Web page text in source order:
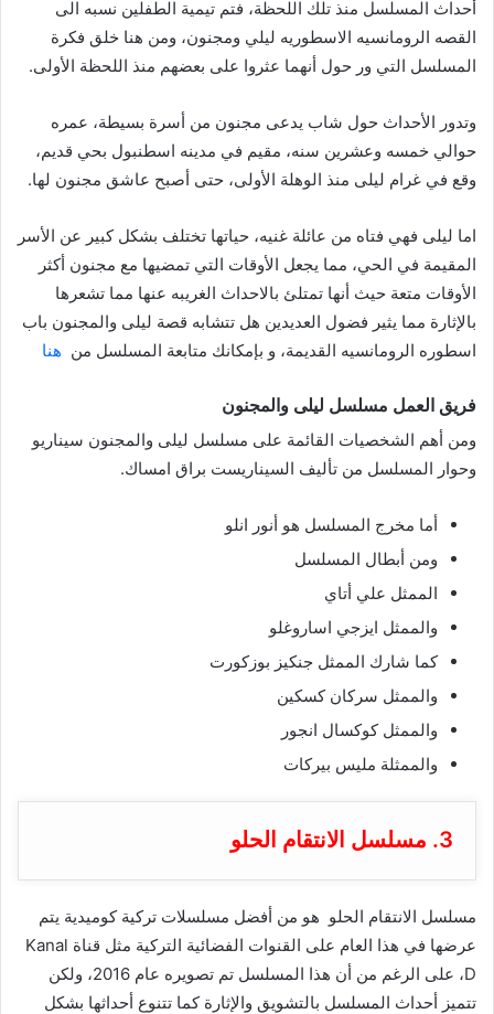
أحداث المسلسل منذ تلك اللحظة، فتم تيمية الطفلين نسبه الى
القصه الرومانسيه الاسطوريه ليلي ومجنون، ومن هنا خلق فكرة
المسلسل التي ور حول أنهما عثروا على بعضهم منذ اللحظة الأولى.
وتدور الأحداث حول شاب يدعى مجنون من أسرة بسيطة، عمره
حوالي خمسه وعشرين سنه، مقيم في مدينه اسطنبول بحي قديم،
وقع في غرام ليلى منذ الوهلة الأولى، حتى أصبح عاشق مجنون لها.
اما ليلى فهي فتاه من عائلة غنيه، حياتها تختلف بشكل كبير عن الأسر
المقيمة في الحي، مما يجعل الأوقات التي تمضيها مع مجنون أكثر
الأوقات متعة حيث أنها تمتلئ بالاحداث الغريبه عنها مما تشعرها
بالإثارة مما يثير فضول العديدين هل تتشابه قصة ليلى والمجنون باب
اسطوره الرومانسيه القديمة، و بإمكانك متابعة المسلسل من هنا
فريق العمل مسلسل ليلى والمجنون
ومن أهم الشخصيات القائمة على مسلسل ليلى والمجنون سيناريو
وحوار المسلسل من تأليف السيناريست براق امساك.
أما مخرج المسلسل هو أنور انلو
ومن أبطال المسلسل
الممثل علي أتاي
والممثل ايزجي اساروغلو
كما شارك الممثل جنكيز بوزكورت
والممثل سركان كسكين
والممثل كوكسال انجور
والممثلة مليس بيركات
3. مسلسل الانتقام الحلو
مسلسل الانتقام الحلو هو من أفضل مسلسلات تركية كوميدية يتم
عرضها في هذا العام على القنوات الفضائية التركية مثل قناة Kanal
D، على الرغم من أن هذا المسلسل تم تصويره عام 2016، ولكن
تتميز أحداث المسلسل بالتشويق والإثارة كما تتنوع أحداثها بشكل